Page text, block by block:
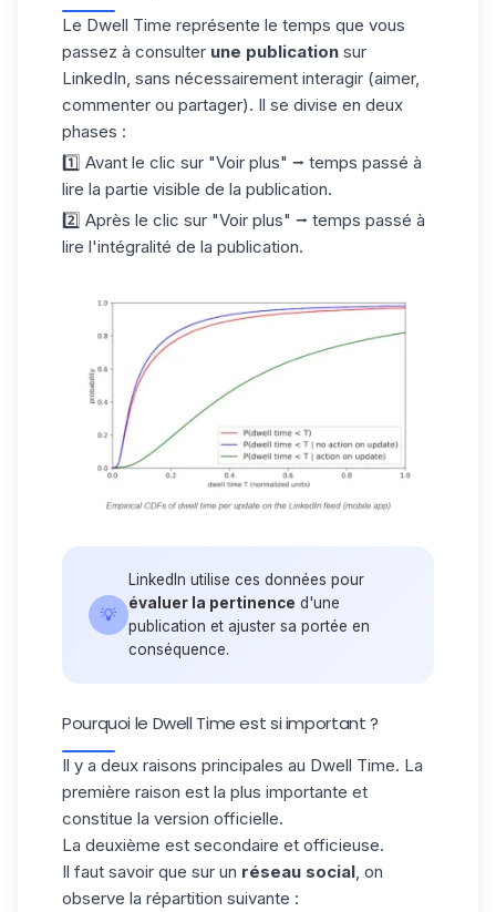
Le Dwell Time représente le temps que vous
passez à consulter une publication sur
LinkedIn, sans nécessairement interagir (aimer,
commenter ou partager). Il se divise en deux
phases :
1️⃣ Avant le clic sur "Voir plus" ⭢ temps passé à
lire la partie visible de la publication.
2️⃣ Après le clic sur "Voir plus" ⭢ temps passé à
lire l'intégralité de la publication.
💡
LinkedIn utilise ces données pour
évaluer la pertinence d'une
publication et ajuster sa portée en
conséquence.
Pourquoi le Dwell Time est si important ?
Il y a deux raisons principales au Dwell Time. La
première raison est la plus importante et
constitue la version officielle.
La deuxième est secondaire et officieuse.
Il faut savoir que sur un réseau social , on
observe la répartition suivante :